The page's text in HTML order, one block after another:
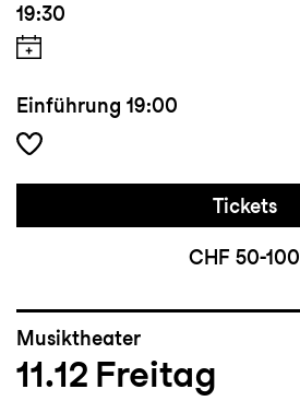
19:30
Einführung 19:00
Tickets
CHF 50-100
Musiktheater
11.12 Freitag